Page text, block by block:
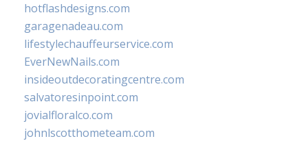
hotflashdesigns.com
garagenadeau.com
lifestylechauffeurservice.com
EverNewNails.com
insideoutdecoratingcentre.com
salvatoresinpoint.com
jovialfloralco.com
johnlscotthometeam.com